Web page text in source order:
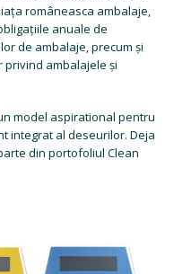
româneasca ambalaje,
anuale de
de ambalaje, precum și
ambalajele și
model aspirational pentru
integrat al deseurilor. Deja
din portofoliul Clean